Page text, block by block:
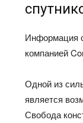
Информация
компанией
Одной из
является
Свобода